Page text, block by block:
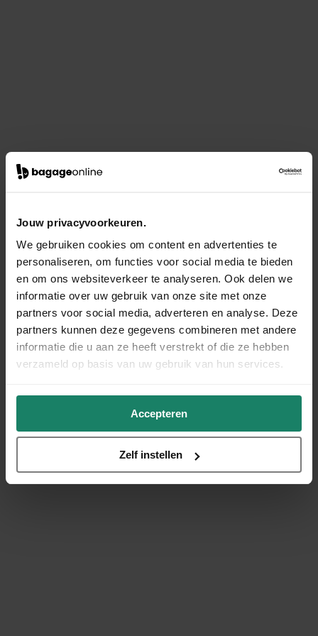
Jouw privacyvoorkeuren.
We gebruiken cookies om content en advertenties te
personaliseren, om functies voor social media te bieden
en om ons websiteverkeer te analyseren. Ook delen we
informatie over uw gebruik van onze site met onze
partners voor social media, adverteren en analyse. Deze
partners kunnen deze gegevens combineren met andere
informatie die u aan ze heeft verstrekt of die ze hebben
verzameld op basis van uw gebruik van hun services.
Accepteren
Zelf instellen